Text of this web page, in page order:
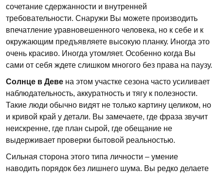
сочетание сдержанности и внутренней
требовательности. Снаружи Вы можете производить
впечатление уравновешенного человека, но к себе и к
окружающим предъявляете высокую планку. Иногда это
очень красиво. Иногда утомляет. Особенно когда Вы
сами от себя ждете слишком многого без права на паузу.
Солнце в Деве на этом участке сезона часто усиливает
наблюдательность, аккуратность и тягу к полезности.
Такие люди обычно видят не только картину целиком, но
и кривой край у детали. Вы замечаете, где фраза звучит
неискренне, где план сырой, где обещание не
выдерживает проверки бытовой реальностью.
Сильная сторона этого типа личности – умение
наводить порядок без лишнего шума. Вы редко делаете